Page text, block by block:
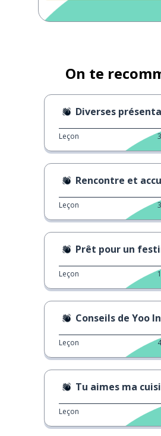
On te
Diverses présentations
Leçon
Rencontre et
Leçon
Prêt pour un
Leçon
Conseils de Yoo In Na sur les
Leçon
Tu aimes ma
Leçon